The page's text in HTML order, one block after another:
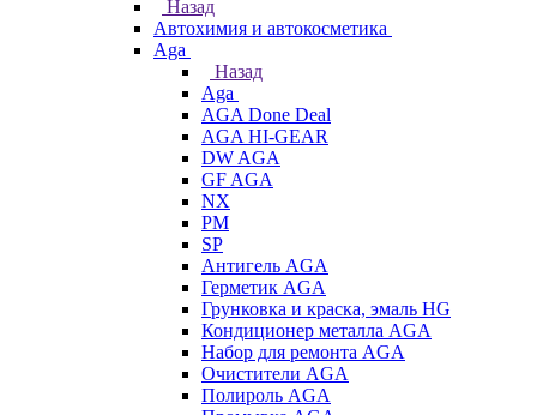
Назад
Автохимия и автокосметика
Aga
Назад
Aga
AGA Done Deal
AGA HI-GEAR
DW AGA
GF AGA
NX
PM
SP
Антигель AGA
Герметик AGA
Грунковка и краска, эмаль HG
Кондиционер металла AGA
Набор для ремонта AGA
Очистители AGA
Полироль AGA